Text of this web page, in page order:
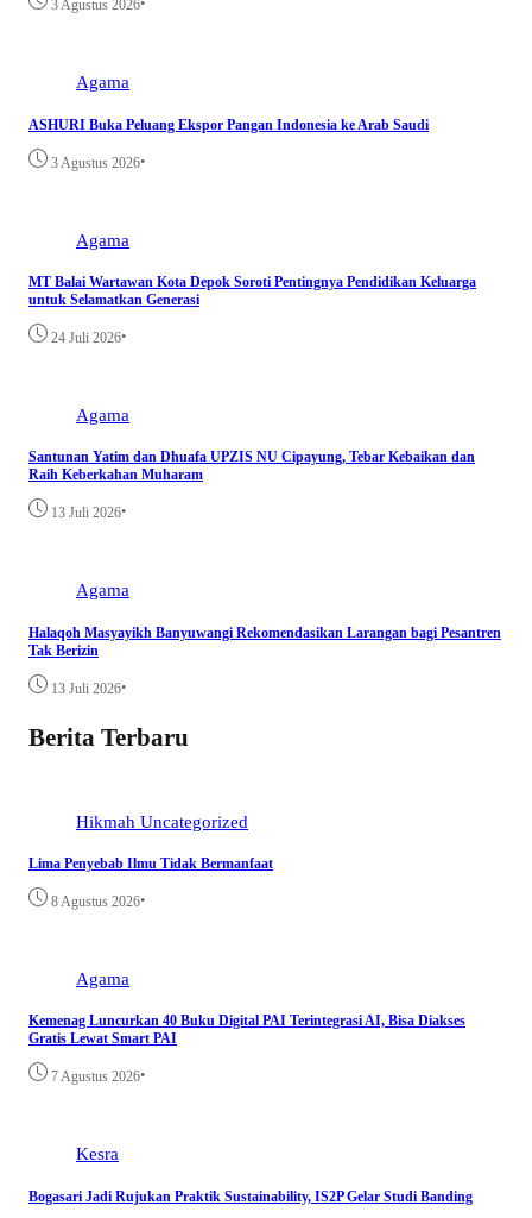
3 Agustus 2026•
Agama
ASHURI Buka Peluang Ekspor Pangan Indonesia ke Arab Saudi
3 Agustus 2026•
Agama
MT Balai Wartawan Kota Depok Soroti Pentingnya Pendidikan Keluarga
untuk Selamatkan Generasi
24 Juli 2026•
Agama
Santunan Yatim dan Dhuafa UPZIS NU Cipayung, Tebar Kebaikan dan
Raih Keberkahan Muharam
13 Juli 2026•
Agama
Halaqoh Masyayikh Banyuwangi Rekomendasikan Larangan bagi Pesantren
Tak Berizin
13 Juli 2026•
Berita Terbaru
Hikmah Uncategorized
Lima Penyebab Ilmu Tidak Bermanfaat
8 Agustus 2026•
Agama
Kemenag Luncurkan 40 Buku Digital PAI Terintegrasi AI, Bisa Diakses
Gratis Lewat Smart PAI
7 Agustus 2026•
Kesra
Bogasari Jadi Rujukan Praktik Sustainability, IS2P Gelar Studi Banding